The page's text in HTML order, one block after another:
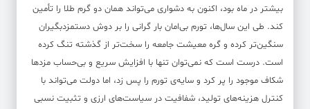
بیشتر در ماه بود، اکنون به دشواری می‌تواند همان دو گرم طلا را تأمین
کند. طی این سال‌ها، تورم بی‌امان بار گرانی را بر دوش دستمزدبگیران
سنگین‌تر کرده و گره معیشت جامعه را سخت‌تر از گذشته تنگ کرده
است. درست است که نمی‌توان تنها با افزایش سریع و بی‌حساب مزدها
شکاف موجود را پر کرد و سایه‌ی تورم را پس زد، اما دولت می‌تواند با
کنترل هزینه‌های تولید، شفافیت در سیاست‌های ارزی و تثبیت نسبی